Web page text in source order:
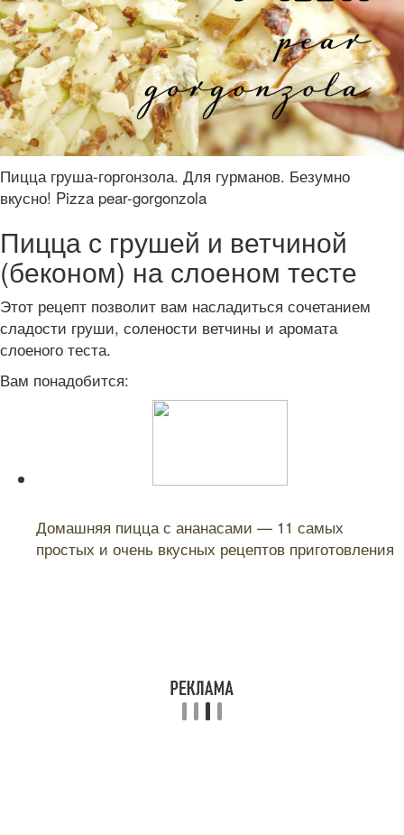
Пицца груша-горгонзола. Для гурманов. Безумно
вкусно! Pizza pear-gorgonzola
Пицца с грушей и ветчиной
(беконом) на слоеном тесте
Этот рецепт позволит вам насладиться сочетанием
сладости груши, солености ветчины и аромата
слоеного теста.
Вам понадобится:
Домашняя пицца с ананасами — 11 самых
простых и очень вкусных рецептов приготовления